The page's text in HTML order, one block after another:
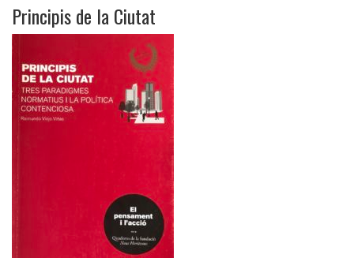
Principis de la Ciutat